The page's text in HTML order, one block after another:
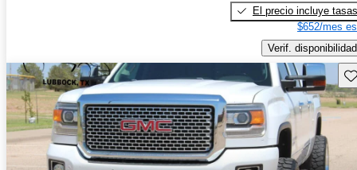
El precio incluye tasas
$652/mes
Verif. disponibilidad